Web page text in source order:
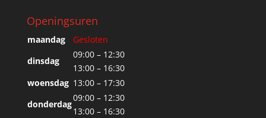
Openingsuren
maandag
Gesloten
dinsdag
09:00 – 12:30
13:00 – 16:30
woensdag 13:00 – 17:30
donderdag
09:00 – 12:30
13:00 – 16:30